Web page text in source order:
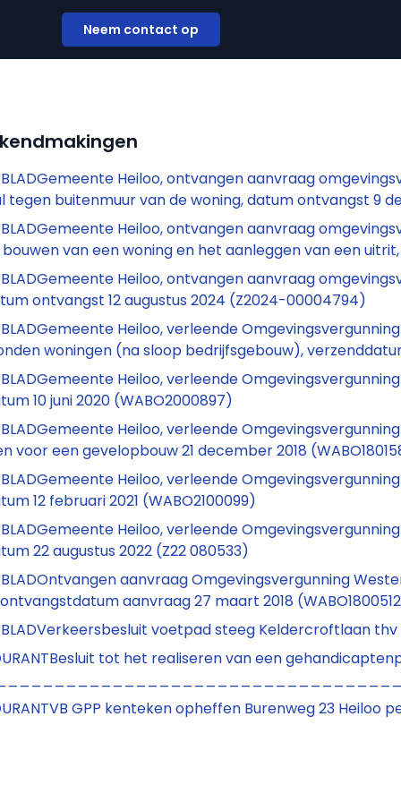
Neem contact op
Heiloo, ontvangen aanvraag
tegen buitenmuur van de woning, datum ontvangst 9
Heiloo, ontvangen aanvraag
bouwen van een woning en het aanleggen van een
Heiloo, ontvangen aanvraag
ontvangst 12 augustus 2024 (Z2024-00004794)
Heiloo, verleende
woningen (na sloop bedrijfsgebouw),
Heiloo, verleende
10 juni 2020 (WABO2000897)
Heiloo, verleende
voor een gevelopbouw 21 december 2018
Heiloo, verleende
12 februari 2021 (WABO2100099)
Heiloo, verleende
22 augustus 2022 (Z22 080533)
aanvraag Omgevingsvergunning
aanvraag 27 maart 2018
voetpad steeg Keldercroftlaan
tot het realiseren van een
GPP kenteken opheffen Burenweg 23 Heiloo